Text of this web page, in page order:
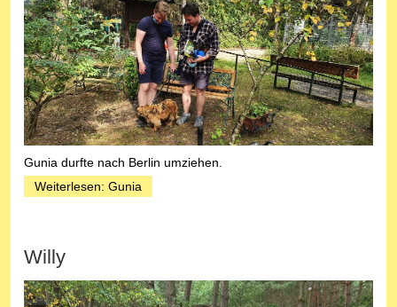
Gunia durfte nach Berlin umziehen.
Weiterlesen: Gunia
Willy